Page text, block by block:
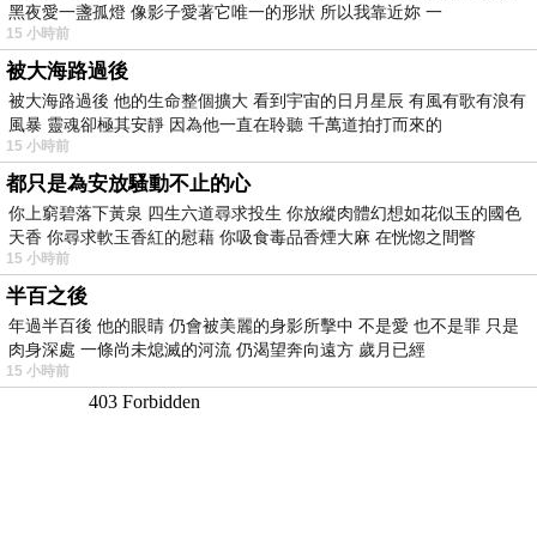
黑夜愛一盞孤燈 像影子愛著它唯一的形狀 所以我靠近妳 一
15 小時前
被大海路過後
被大海路過後 他的生命整個擴大 看到宇宙的日月星辰 有風有歌有浪有
風暴 靈魂卻極其安靜 因為他一直在聆聽 千萬道拍打而來的
15 小時前
都只是為安放騷動不止的心
你上窮碧落下黃泉 四生六道尋求投生 你放縱肉體幻想如花似玉的國色
天香 你尋求軟玉香紅的慰藉 你吸食毒品香煙大麻 在恍惚之間瞥
15 小時前
半百之後
年過半百後 他的眼睛 仍會被美麗的身影所擊中 不是愛 也不是罪 只是
肉身深處 一條尚未熄滅的河流 仍渴望奔向遠方 歲月已經
15 小時前